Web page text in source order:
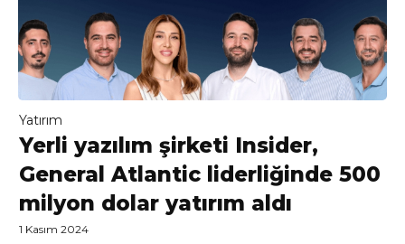
Yatırım
Yerli yazılım şirketi Insider,
General Atlantic liderliğinde 500
milyon dolar yatırım aldı
1 Kasım 2024